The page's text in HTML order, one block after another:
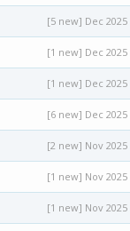
[5 new] Dec 2025
[1 new] Dec 2025
[1 new] Dec 2025
[6 new] Dec 2025
[2 new] Nov 2025
[1 new] Nov 2025
[1 new] Nov 2025